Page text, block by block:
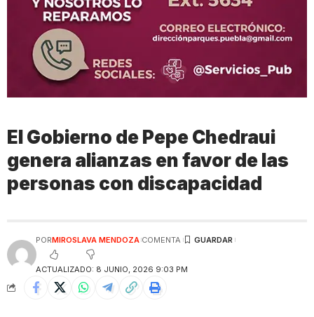
El Gobierno de Pepe Chedraui
genera alianzas en favor de las
personas con discapacidad
ACTUALIZADO: 8 JUNIO, 2026 9:03 PM
PORMIROSLAVA MENDOZA COMENTA